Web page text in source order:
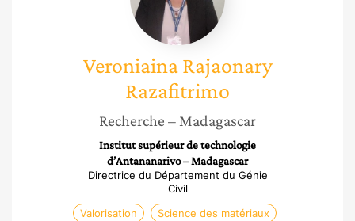
Veroniaina Rajaonary
Razafitrimo
Recherche – Madagascar
Institut supérieur de technologie
d’Antananarivo – Madagascar
Directrice du Département du Génie
Civil
Valorisation
Science des matériaux